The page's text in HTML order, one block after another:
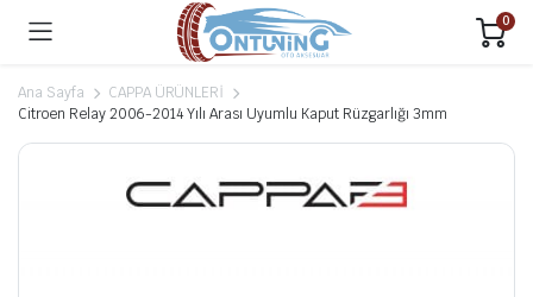
0
Ana Sayfa
CAPPA ÜRÜNLERİ
Citroen Relay 2006-2014 Yılı Arası Uyumlu Kaput Rüzgarlığı 3mm